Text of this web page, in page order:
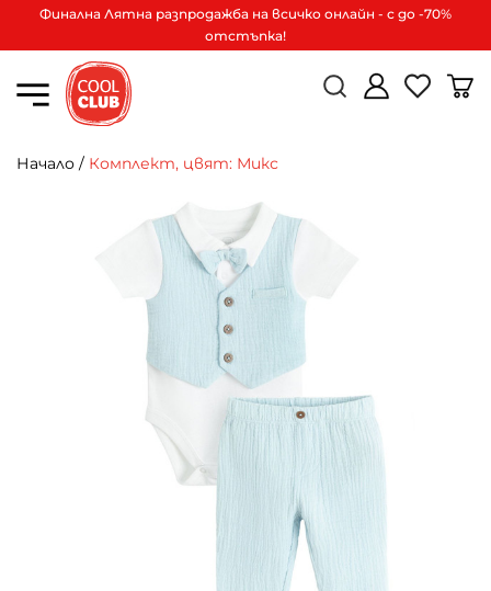
Финална Лятна разпродажба на всичко онлайн - с до -70%
отстъпка!
Начало / Комплект, цвят: Микс